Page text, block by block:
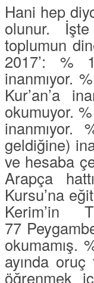
Hani hep
olunur.
toplumun
2017’: %
inanmıyor.
Kur’an’a
okumuyor.
inanmıyor.
geldiğine)
ve hesaba
Arapça
Kursu’na
Kerim’in
77
okumamış.
ayında oruç
öğrenmek